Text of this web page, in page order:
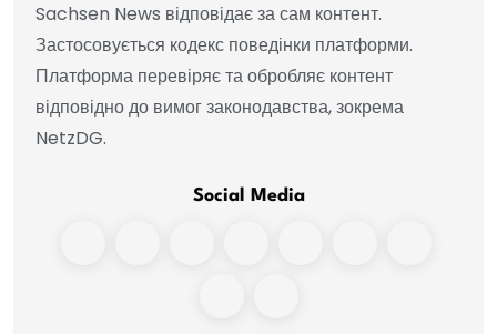
Sachsen News відповідає за сам контент.
Застосовується кодекс поведінки платформи.
Платформа перевіряє та обробляє контент
відповідно до вимог законодавства, зокрема
NetzDG.
Social Media